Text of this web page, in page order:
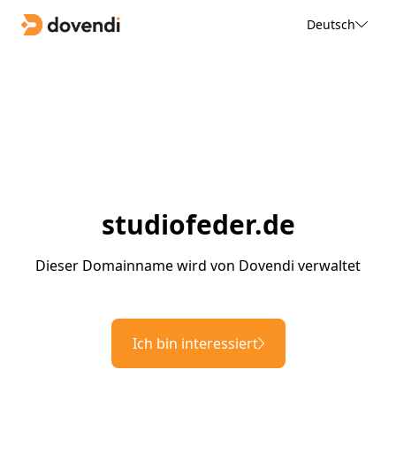
Deutsch
studiofeder.de
Dieser Domainname wird von Dovendi verwaltet
Ich bin interessiert